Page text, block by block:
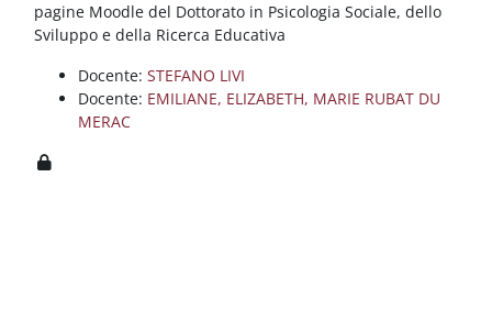
Vai al contenuto principale
Blocchi
pagine Moodle del Dottorato in Psicologia Sociale, dello
Sviluppo e della Ricerca Educativa
Docente: STEFANO LIVI
Docente: EMILIANE, ELIZABETH, MARIE RUBAT DU
MERAC